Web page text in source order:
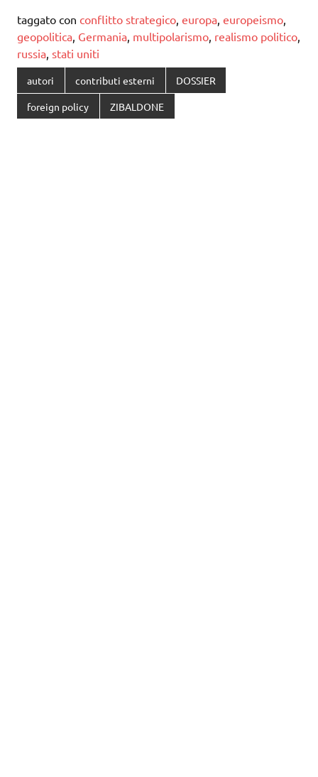
taggato con conflitto strategico, europa, europeismo,
geopolitica, Germania, multipolarismo, realismo politico,
russia, stati uniti
autori contributi esterni DOSSIER
foreign policy ZIBALDONE